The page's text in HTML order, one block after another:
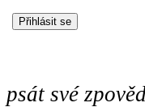
psát své